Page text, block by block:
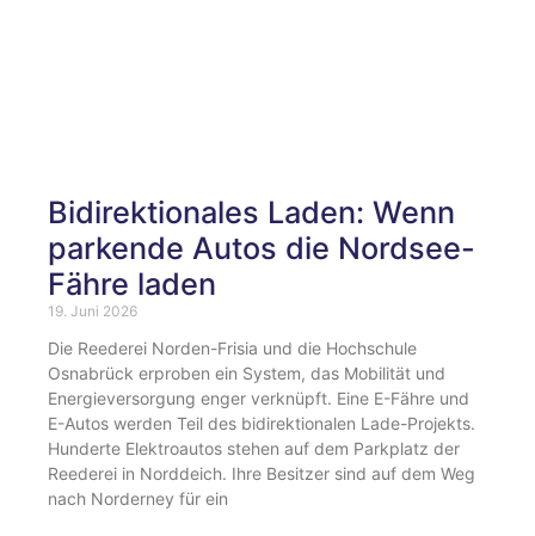
Bidirektionales Laden: Wenn
parkende Autos die Nordsee-
Fähre laden
19. Juni 2026
Die Reederei Norden-Frisia und die Hochschule
Osnabrück erproben ein System, das Mobilität und
Energieversorgung enger verknüpft. Eine E-Fähre und
E-Autos werden Teil des bidirektionalen Lade-Projekts.
Hunderte Elektroautos stehen auf dem Parkplatz der
Reederei in Norddeich. Ihre Besitzer sind auf dem Weg
nach Norderney für ein